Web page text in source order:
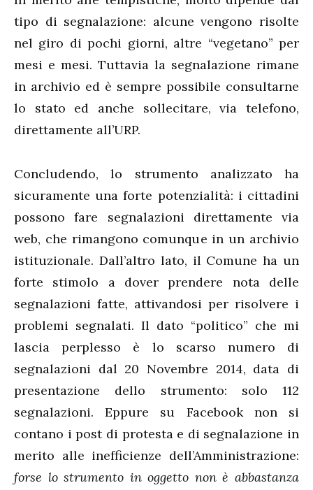
tipo di segnalazione: alcune vengono risolte
nel giro di pochi giorni, altre “vegetano” per
mesi e mesi. Tuttavia la segnalazione rimane
in archivio ed è sempre possibile consultarne
lo stato ed anche sollecitare, via telefono,
direttamente all’URP.
Concludendo, lo strumento analizzato ha
sicuramente una forte potenzialità: i cittadini
possono fare segnalazioni direttamente via
web, che rimangono comunque in un archivio
istituzionale. Dall’altro lato, il Comune ha un
forte stimolo a dover prendere nota delle
segnalazioni fatte, attivandosi per risolvere i
problemi segnalati. Il dato “politico” che mi
lascia perplesso è lo scarso numero di
segnalazioni dal 20 Novembre 2014, data di
presentazione dello strumento: solo 112
segnalazioni. Eppure su Facebook non si
contano i post di protesta e di segnalazione in
merito alle inefficienze dell’Amministrazione:
forse lo strumento in oggetto non è abbastanza